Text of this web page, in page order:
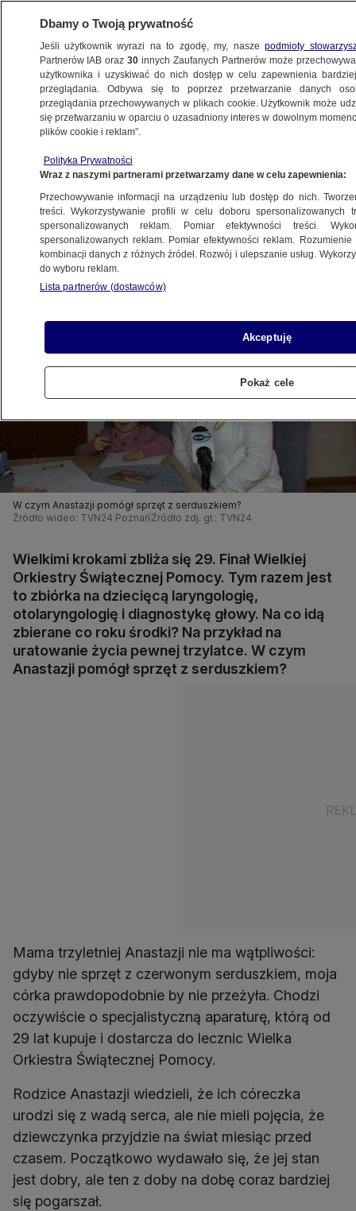
POZNAŃ
Od pierwszych chwil jej życie ratował
sprzęt od WOŚP
28.01.2021, 16:17
Udostępnij
W czym Anastazji pomógł sprzęt z serduszkiem?
Źródło wideo: TVN24 Poznań Źródło zdj. gł.: TVN24
Wielkimi krokami zbliża się 29. Finał Wielkiej
Orkiestry Świątecznej Pomocy. Tym razem jest
to zbiórka na dziecięcą laryngologię,
otolaryngologię i diagnostykę głowy. Na co idą
zbierane co roku środki? Na przykład na
uratowanie życia pewnej trzylatce. W czym
Anastazji pomógł sprzęt z serduszkiem?
Mama trzyletniej Anastazji nie ma wątpliwości:
gdyby nie sprzęt z czerwonym serduszkiem, moja
córka prawdopodobnie by nie przeżyła. Chodzi
oczywiście o specjalistyczną aparaturę, którą od
29 lat kupuje i dostarcza do lecznic Wielka
Orkiestra Świątecznej Pomocy.
Rodzice Anastazji wiedzieli, że ich córeczka
urodzi się z wadą serca, ale nie mieli pojęcia, że
dziewczynka przyjdzie na świat miesiąc przed
czasem. Początkowo wydawało się, że jej stan
jest dobry, ale ten z doby na dobę coraz bardziej
się pogarszał.
Dbamy o Twoją prywatność
Jeśli użytkownik wyrazi na to zgodę, my, naszepodmioty
Partnerów IAB oraz30 innych Zaufanych Partnerów może
użytkownika i uzyskiwać do nich dostęp w celu zapewnienia
przeglądania. Odbywa się to poprzez przetwarzanie danych
przeglądania przechowywanych w plikach cookie. Użytkownik może
się przetwarzaniu w oparciu o uzasadniony interes w dowolnym
plików cookie i reklam”.
Polityka Prywatności
Wraz z naszymi partnerami przetwarzamy dane w celu zapewnienia:
Przechowywanie informacji na urządzeniu lub dostęp do nich.
treści. Wykorzystywanie profili w celu doboru spersonalizowanych
spersonalizowanych reklam. Pomiar efektywności treści.
spersonalizowanych reklam. Pomiar efektywności reklam.
kombinacji danych z różnych źródeł. Rozwój i ulepszanie usług.
do wyboru reklam.
Lista partnerów (dostawców)
Akceptuję
Pokaż cele